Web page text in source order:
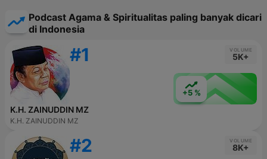
Podcast Agama & Spiritualitas paling banyak dicari
di Indonesia
#1 VOLUME
5K+
+5 %
K.H. ZAINUDDIN MZ
K.H. ZAINUDDIN MZ
#2 VOLUME
8K+